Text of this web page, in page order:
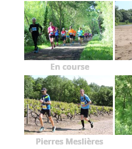
En course
Pierres Meslières